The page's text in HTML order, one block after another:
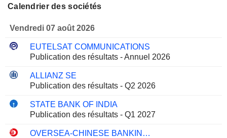
Calendrier des sociétés
Vendredi 07 août 2026
EUTELSAT COMMUNICATIONS
Publication des résultats - Annuel 2026
ALLIANZ SE
Publication des résultats - Q2 2026
STATE BANK OF INDIA
Publication des résultats - Q1 2027
OVERSEA-CHINESE BANKING CORPORATION LIMITED